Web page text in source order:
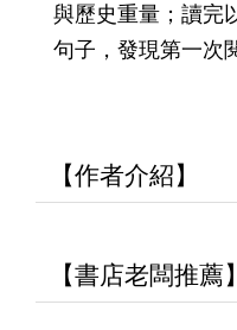
與歷史重量；讀完
句子，發現第一次
【作者介紹】
【書店老闆推薦】